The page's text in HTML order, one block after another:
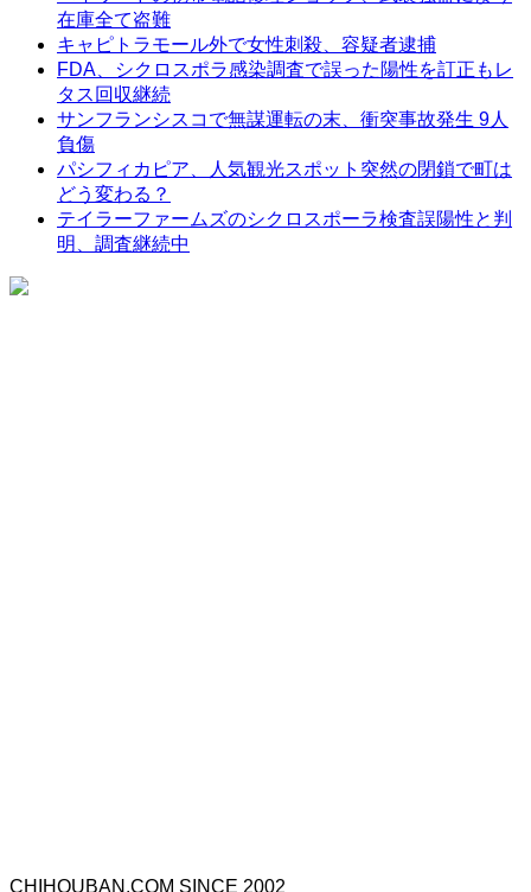
在庫全て盗難
キャピトラモール外で女性刺殺、容疑者逮捕
FDA、シクロスポラ感染調査で誤った陽性を訂正もレ
タス回収継続
サンフランシスコで無謀運転の末、衝突事故発生 9人
負傷
パシフィカピア、人気観光スポット突然の閉鎖で町は
どう変わる？
テイラーファームズのシクロスポーラ検査誤陽性と判
明、調査継続中
CHIHOUBAN.COM SINCE 2002